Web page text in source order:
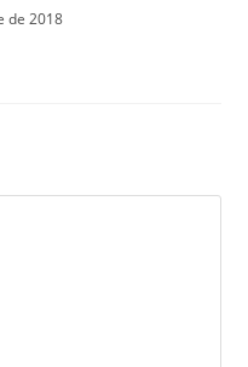
de 2018